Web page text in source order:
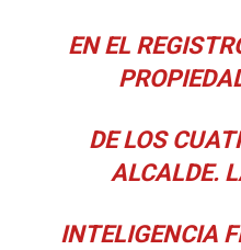
EN EL
DE LOS
ALCALDE.
INTELIGENCIA